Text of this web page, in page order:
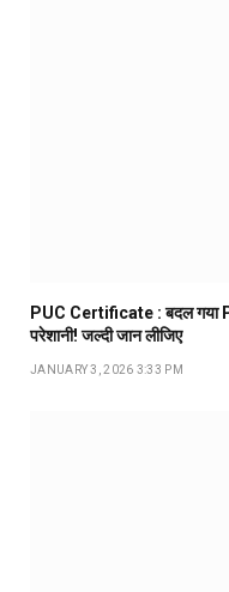
PUC Certificate : बदल गया
परेशानी! जल्दी जान लीजिए
JANUARY 3, 2026 3:33 PM